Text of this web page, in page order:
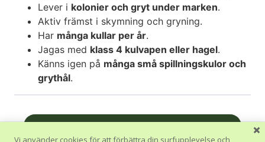
Lever i kolonier och gryt under marken.
Aktiv främst i skymning och gryning.
Har många kullar per år.
Jagas med klass 4 kulvapen eller hagel.
Känns igen på många små spillningskulor och
grythål.
Vi använder cookies för att förbättra din surfupplevelse och